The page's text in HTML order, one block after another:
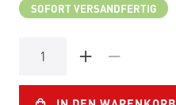
SOFORT VERSANDFERTIG